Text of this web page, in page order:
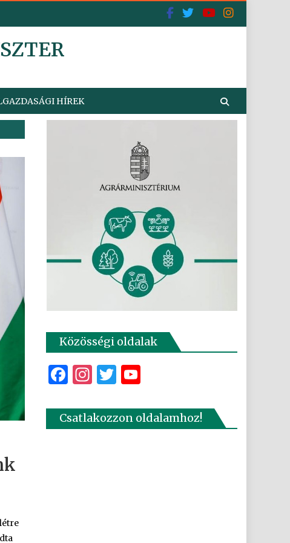
HÍREK
Közösségi oldalak
Facebook
Instagram
Twitter
Csatlakozzon oldalamhoz!